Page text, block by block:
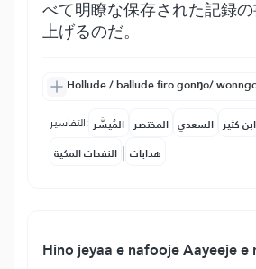
べて明瞭な保存された記録の
上げるのだ。
Hollude / ballude firo gonŋo/
التفاسير: المُيسَّر المختصر السعدي ابن كثير
النفحات المكية | هدايات
Hino jeyaa e nafooje Aayeeje